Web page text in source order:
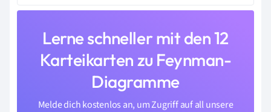
Lerne schneller mit den 12
Karteikarten zu Feynman-
Diagramme
Melde dich kostenlos an, um Zugriff auf all unsere